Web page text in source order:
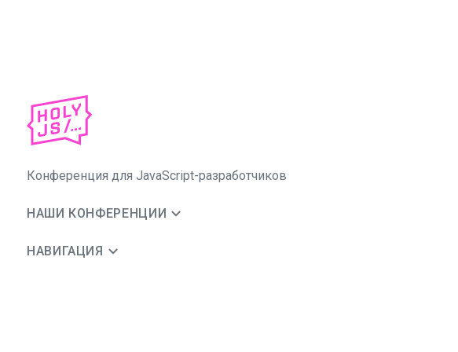
Конференция для JavaScript-разработчиков
НАШИ КОНФЕРЕНЦИИ
НАВИГАЦИЯ